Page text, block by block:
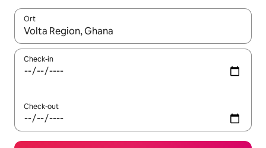
Ort
Wenn Ergebnisse verfügbar sind, navigiere mit den
Check-in
Check-out